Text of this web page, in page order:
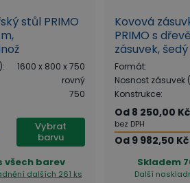
nábytku
nábytku PRIMO GRAY z
Partner přináší do pracovních
moderního designu a
šedé barvy s dekorem
dodává prostorům
při zachování potřebného
stůl PRIMO
:
1600 x 800 x 750
rovný
750
Vybrat
barvu
všech barev
dalších 261 ks
Kovová
PRIMO s
zásuvek,
Formát:
Nosnost zásuvek
Konstrukce:
Od 8 250,00 Kč
bez DPH
Od 9 982,50 Kč
Skladem
Další